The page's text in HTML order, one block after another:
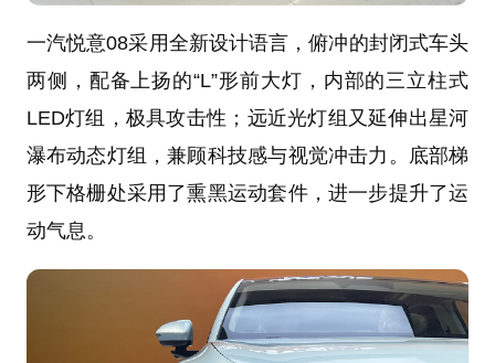
一汽悦意08采用全新设计语言，俯冲的封闭式车头
两侧，配备上扬的“L”形前大灯，内部的三立柱式
LED灯组，极具攻击性；远近光灯组又延伸出星河
瀑布动态灯组，兼顾科技感与视觉冲击力。底部梯
形下格栅处采用了熏黑运动套件，进一步提升了运
动气息。